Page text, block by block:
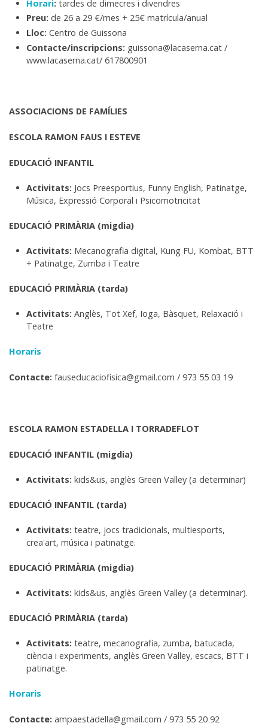
Horari: tardes de dimecres i divendres
Preu: de 26 a 29 €/mes + 25€ matrícula/anual
Lloc: Centro de Guissona
Contacte/inscripcions: guissona@lacaserna.cat /
www.lacaserna.cat/ 617800901
ASSOCIACIONS DE FAMÍLIES
ESCOLA RAMON FAUS I ESTEVE
EDUCACIÓ INFANTIL
Activitats: Jocs Preesportius, Funny English, Patinatge,
Música, Expressió Corporal i Psicomotricitat
EDUCACIÓ PRIMÀRIA (migdia)
Activitats: Mecanografia digital, Kung FU, Kombat, BTT
+ Patinatge, Zumba i Teatre
EDUCACIÓ PRIMÀRIA (tarda)
Activitats: Anglès, Tot Xef, Ioga, Bàsquet, Relaxació i
Teatre
Horaris
Contacte: fauseducaciofisica@gmail.com / 973 55 03 19
ESCOLA RAMON ESTADELLA I TORRADEFLOT
EDUCACIÓ INFANTIL (migdia)
Activitats: kids&us, anglès Green Valley (a determinar)
EDUCACIÓ INFANTIL (tarda)
Activitats: teatre, jocs tradicionals, multiesports,
crea'art, música i patinatge.
EDUCACIÓ PRIMÀRIA (migdia)
Activitats: kids&us, anglès Green Valley (a determinar).
EDUCACIÓ PRIMÀRIA (tarda)
Activitats: teatre, mecanografia, zumba, batucada,
ciència i experiments, anglès Green Valley, escacs, BTT i
patinatge.
Horaris
Contacte: ampaestadella@gmail.com / 973 55 20 92